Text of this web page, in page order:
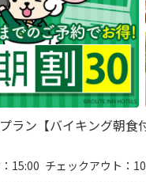
ラン【バイキング朝食
15:00 チェックアウト：